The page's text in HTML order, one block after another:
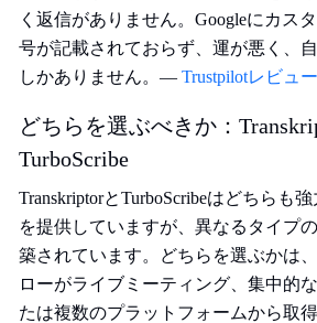
く返信がありません。Googleにカス
号が記載されておらず、運が悪く、
しかありません。— Trustpilotレビュー
どちらを選ぶべきか：
TurboScribe
TranskriptorとTurboScribeはどちらも
を提供していますが、異なるタイプ
築されています。どちらを選ぶかは
ローがライブミーティング、集中的
たは複数のプラットフォームから取